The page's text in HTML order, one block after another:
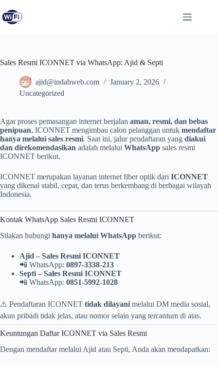
Sales Resmi ICONNET via WhatsApp: Ajid & Septi
ajid@indahweb.com
January 2, 2026
Uncategorized
Agar proses pemasangan internet berjalan aman, resmi, dan bebas
penipuan, ICONNET mengimbau calon pelanggan untuk mendaftar
hanya melalui sales resmi. Saat ini, jalur pendaftaran yang diakui
dan direkomendasikan adalah melalui WhatsApp sales resmi
ICONNET berikut.
ICONNET merupakan layanan internet fiber optik dari ICONNET
yang dikenal stabil, cepat, dan terus berkembang di berbagai wilayah
Indonesia.
Kontak WhatsApp Sales Resmi ICONNET
Silakan hubungi hanya melalui WhatsApp berikut:
Ajid – Sales Resmi ICONNET
📲 WhatsApp: 0897-3338-213
Septi – Sales Resmi ICONNET
📲 WhatsApp: 0851-5992-1028
⚠️ Pendaftaran ICONNET tidak dilayani melalui DM media sosial,
akun pribadi tidak jelas, atau nomor selain yang tercantum di atas.
Keuntungan Daftar ICONNET via Sales Resmi
Dengan mendaftar melalui Ajid atau Septi, Anda akan mendapatkan: